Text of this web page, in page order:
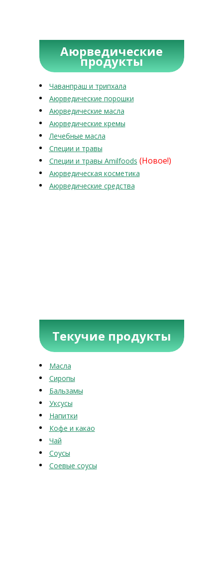
Аюрведические
продукты
Чаванпраш и трипхала
Аюрведические порошки
Аюрведические масла
Аюрведические кремы
Лечебные масла
Специи и травы
Специи и травы Amilfoods (Новое!)
Аюрведическая косметика
Аюрведические средства
Текучие продукты
Масла
Сиропы
Бальзамы
Уксусы
Напитки
Кофе и какао
Чай
Соусы
Соевые соусы